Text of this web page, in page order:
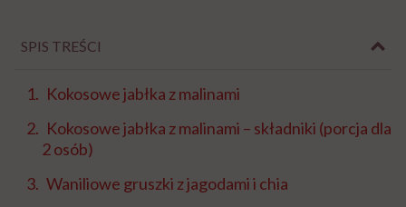
SPIS TREŚCI
Kokosowe jabłka z malinami
Kokosowe jabłka z malinami – składniki (porcja dla
2 osób)
Waniliowe gruszki z jagodami i chia